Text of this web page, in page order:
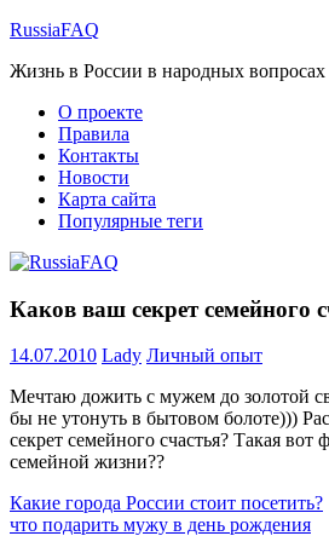
Перейти
содержимому
RussiaFAQ
Жизнь в России в народных вопросах
О проекте
Правила
Контакты
Новости
Карта сайта
Популярные теги
Каков ваш секрет семейного
14.07.2010 Lady Личный опыт
Мечтаю дожить с мужем до золотой
бы не утонуть в бытовом болоте)))
секрет семейного счастья? Такая вот
семейной жизни??
Навигация
по
Предыдущая
запись:
Какие города России стоит посетить?
Следующая
что подарить мужу в день рождения